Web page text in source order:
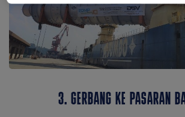
3. GERBANG KE PASARAN